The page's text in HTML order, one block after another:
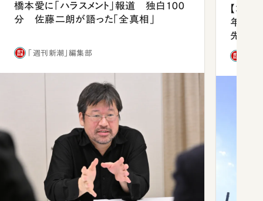
橋本愛に「ハラスメント」報道 独白100
分 佐藤二朗が語った「全真相」
「週刊新潮」編集部
【コン
年会は
先1位